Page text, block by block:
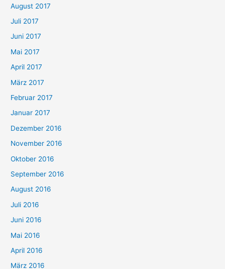
August 2017
Juli 2017
Juni 2017
Mai 2017
April 2017
März 2017
Februar 2017
Januar 2017
Dezember 2016
November 2016
Oktober 2016
September 2016
August 2016
Juli 2016
Juni 2016
Mai 2016
April 2016
März 2016